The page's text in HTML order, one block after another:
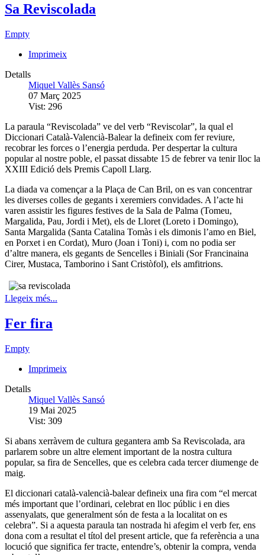
Sa Reviscolada
Empty
Imprimeix
Detalls
Miquel Vallès Sansó
07 Març 2025
Vist: 296
La paraula “Reviscolada” ve del verb “Reviscolar”, la qual el
Diccionari Català-Valencià-Balear la defineix com fer reviure,
recobrar les forces o l’energia perduda. Per despertar la cultura
popular al nostre poble, el passat dissabte 15 de febrer va tenir lloc la
XXIII Edició dels Premis Capoll Llarg.
La diada va començar a la Plaça de Can Bril, on es van concentrar
les diverses colles de gegants i xeremiers convidades. A l’acte hi
varen assistir les figures festives de la Sala de Palma (Tomeu,
Margalida, Pau, Jordi i Met), els de Lloret (Loreto i Domingo),
Santa Margalida (Santa Catalina Tomàs i els dimonis l’amo en Biel,
en Porxet i en Cordat), Muro (Joan i Toni) i, com no podia ser
d’altre manera, els gegants de Sencelles i Biniali (Sor Francinaina
Cirer, Mustaca, Tamborino i Sant Cristòfol), els amfitrions.
Llegeix més...
Fer fira
Empty
Imprimeix
Detalls
Miquel Vallès Sansó
19 Mai 2025
Vist: 309
Si abans xerràvem de cultura gegantera amb Sa Reviscolada, ara
parlarem sobre un altre element important de la nostra cultura
popular, sa fira de Sencelles, que es celebra cada tercer diumenge de
maig.
El diccionari català-valencià-balear defineix una fira com “el mercat
més important que l’ordinari, celebrat en lloc públic i en dies
assenyalats, que generalment són de festa a la localitat on es
celebra”. Si a aquesta paraula tan nostrada hi afegim el verb fer, ens
dona com a resultat el títol del present article, que fa referència a una
locució que significa fer tracte, entendre’s, obtenir la compra, venda